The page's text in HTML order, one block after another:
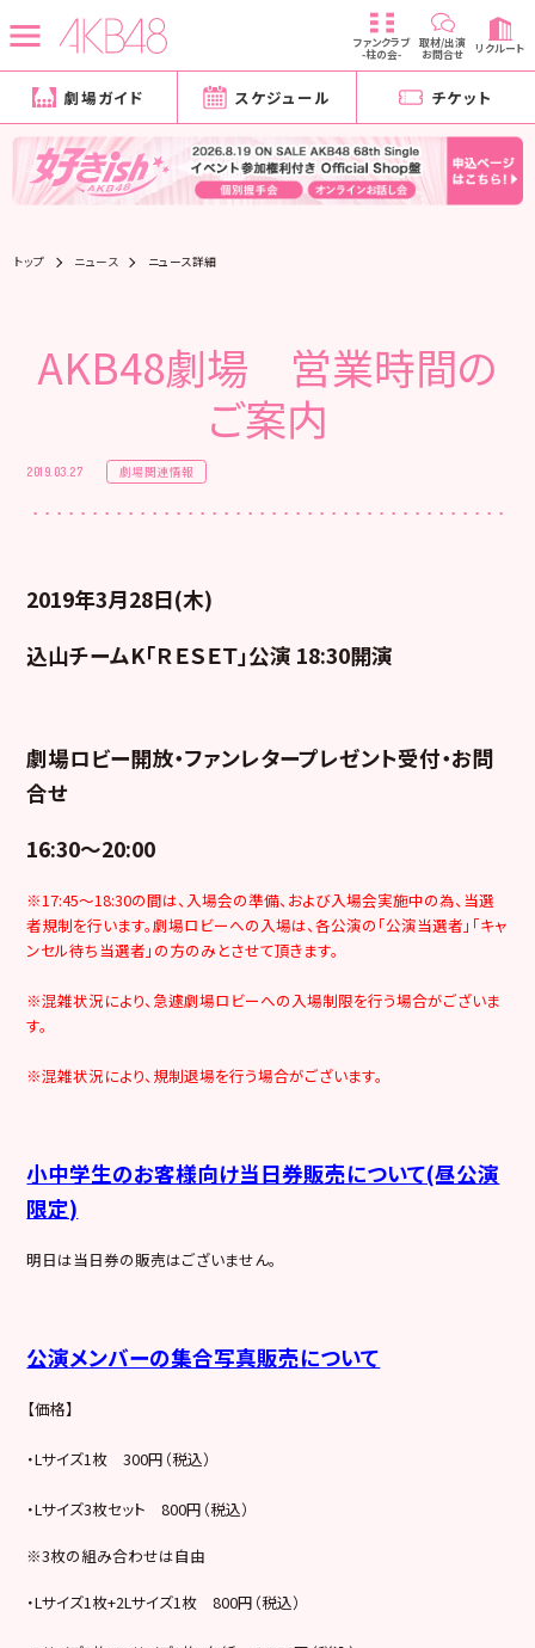
ファンクラブ
-柱の会-
取材/出演
お問合せ リクルート
劇場ガイド スケジュール チケット
トップ ニュース ニュース詳細
AKB48劇場 営業時間の
ご案内
2019.03.27 劇場関連情報
2019年3月28日(木)
込山チームK「ＲＥＳＥＴ」公演 18:30開演
劇場ロビー開放・ファンレタープレゼント受付・お問
合せ
16:30～20:00
※17:45～18:30の間は、入場会の準備、および入場会実施中の為、当選
者規制を行います。劇場ロビーへの入場は、各公演の「公演当選者」「キャ
ンセル待ち当選者」の方のみとさせて頂きます。
※混雑状況により、急遽劇場ロビーへの入場制限を行う場合がございま
す。
※混雑状況により、規制退場を行う場合がございます。
小中学生のお客様向け当日券販売について(昼公演
限定)
明日は当日券の販売はございません。
公演メンバーの集合写真販売について
【価格】
・Lサイズ1枚 300円（税込）
・Lサイズ3枚セット 800円（税込）
※3枚の組み合わせは自由
・Lサイズ1枚+2Lサイズ1枚 800円（税込）